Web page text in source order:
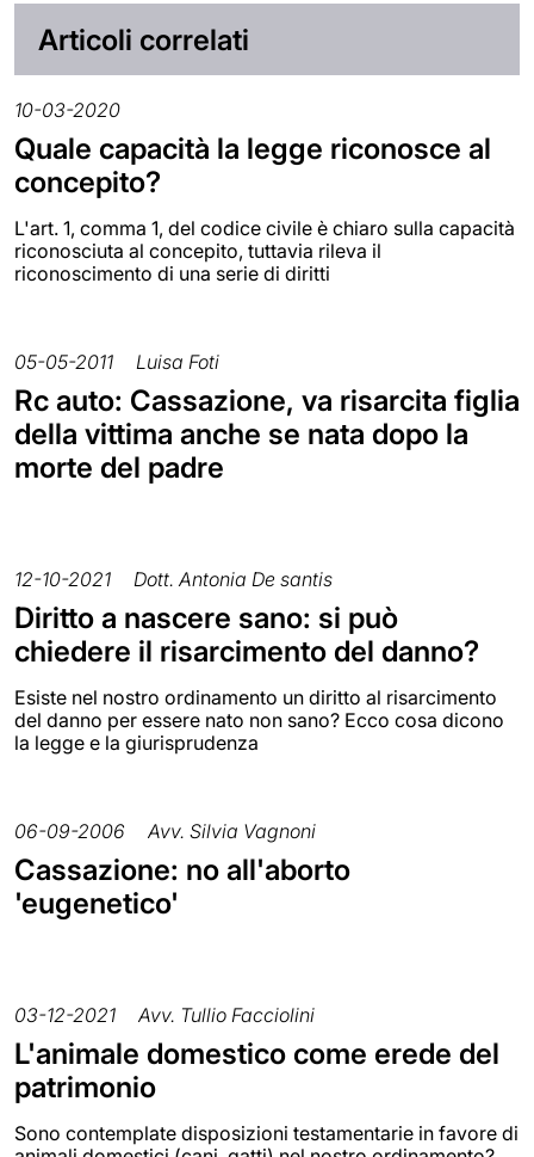
Articoli correlati
10-03-2020
Quale capacità la legge riconosce al
concepito?
L'art. 1, comma 1, del codice civile è chiaro sulla capacità
riconosciuta al concepito, tuttavia rileva il
riconoscimento di una serie di diritti
05-05-2011 Luisa Foti
Rc auto: Cassazione, va risarcita figlia
della vittima anche se nata dopo la
morte del padre
12-10-2021 Dott. Antonia De santis
Diritto a nascere sano: si può
chiedere il risarcimento del danno?
Esiste nel nostro ordinamento un diritto al risarcimento
del danno per essere nato non sano? Ecco cosa dicono
la legge e la giurisprudenza
06-09-2006 Avv. Silvia Vagnoni
Cassazione: no all'aborto
'eugenetico'
03-12-2021 Avv. Tullio Facciolini
L'animale domestico come erede del
patrimonio
Sono contemplate disposizioni testamentarie in favore di